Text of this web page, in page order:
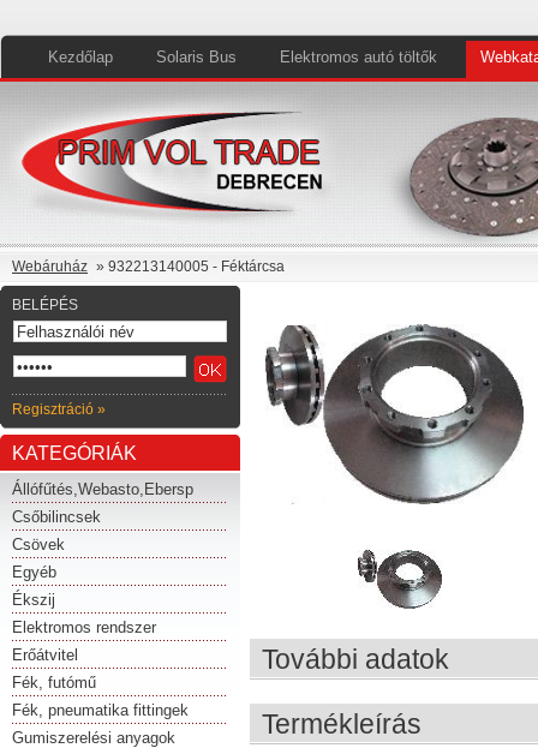
Kezdőlap Solaris Bus Elektromos autó töltők
Webáruház » 932213140005 - Féktárcsa
BELÉPÉS
Regisztráció »
KATEGÓRIÁK
Állófűtés,Webasto,Ebersp
Csőbilincsek
Csövek
Egyéb
Ékszij
Elektromos rendszer
Erőátvitel
Fék, futómű
Fék, pneumatika fittingek
Gumiszerelési anyagok
További adatok
Termékleírás